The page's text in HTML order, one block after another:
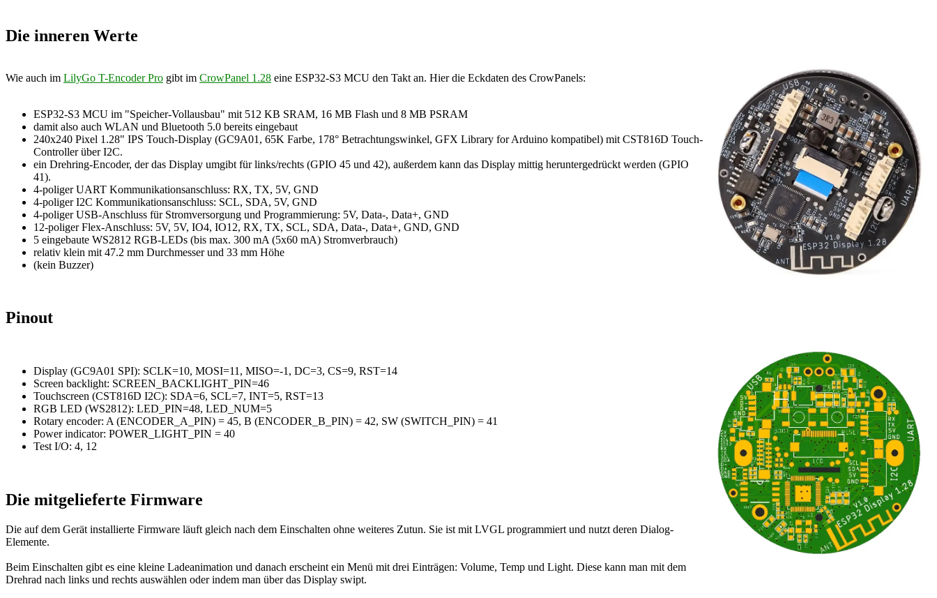
Die inneren Werte
Wie auch im LilyGo T-Encoder Pro gibt im CrowPanel 1.28 eine ESP32-S3 MCU den Takt an. Hier die Eckdaten des CrowPanels:
ESP32-S3 MCU im "Speicher-Vollausbau" mit 512 KB SRAM, 16 MB Flash und 8 MB PSRAM
damit also auch WLAN und Bluetooth 5.0 bereits eingebaut
240x240 Pixel 1.28" IPS Touch-Display (GC9A01, 65K Farbe, 178° Betrachtungswinkel, GFX Library for Arduino kompatibel) mit CST816D Touch-
Controller über I2C.
ein Drehring-Encoder, der das Display umgibt für links/rechts (GPIO 45 und 42), außerdem kann das Display mittig heruntergedrückt werden (GPIO
41).
4-poliger UART Kommunikationsanschluss: RX, TX, 5V, GND
4-poliger I2C Kommunikationsanschluss: SCL, SDA, 5V, GND
4-poliger USB-Anschluss für Stromversorgung und Programmierung: 5V, Data-, Data+, GND
12-poliger Flex-Anschluss: 5V, 5V, IO4, IO12, RX, TX, SCL, SDA, Data-, Data+, GND, GND
5 eingebaute WS2812 RGB-LEDs (bis max. 300 mA (5x60 mA) Stromverbrauch)
relativ klein mit 47.2 mm Durchmesser und 33 mm Höhe
(kein Buzzer)
Pinout
Display (GC9A01 SPI): SCLK=10, MOSI=11, MISO=-1, DC=3, CS=9, RST=14
Screen backlight: SCREEN_BACKLIGHT_PIN=46
Touchscreen (CST816D I2C): SDA=6, SCL=7, INT=5, RST=13
RGB LED (WS2812): LED_PIN=48, LED_NUM=5
Rotary encoder: A (ENCODER_A_PIN) = 45, B (ENCODER_B_PIN) = 42, SW (SWITCH_PIN) = 41
Power indicator: POWER_LIGHT_PIN = 40
Test I/O: 4, 12
Die mitgelieferte Firmware
Die auf dem Gerät installierte Firmware läuft gleich nach dem Einschalten ohne weiteres Zutun. Sie ist mit LVGL programmiert und nutzt deren Dialog-
Elemente.
Beim Einschalten gibt es eine kleine Ladeanimation und danach erscheint ein Menü mit drei Einträgen: Volume, Temp und Light. Diese kann man mit dem
Drehrad nach links und rechts auswählen oder indem man über das Display swipt.